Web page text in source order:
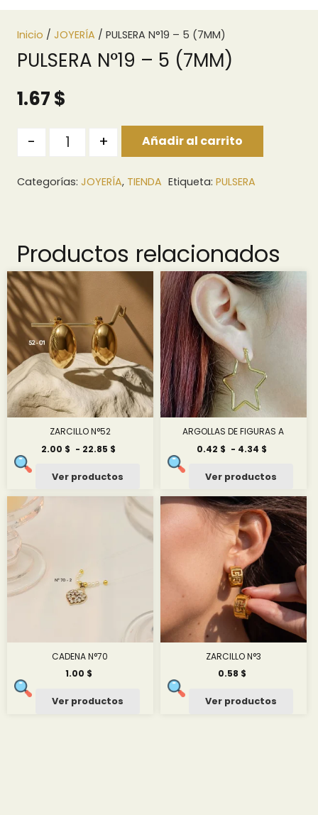
Inicio / JOYERÍA / PULSERA N°19 – 5 (7MM)
PULSERA N°19 – 5 (7MM)
1.67$
- + Añadir al carrito
Categorías: JOYERÍA, TIENDA Etiqueta: PULSERA
Productos relacionados
ZARCILLO N°52
2.00 $ - 22.85 $
desde
2.00 $
hasta
22.85 $
Ver productos
ARGOLLAS DE FIGURAS A
0.42 $ - 4.34 $
desde
0.42 $
hasta
4.34 $
Ver productos
CADENA N°70
1.00 $
Ver productos
ZARCILLO N°3
0.58 $
Ver productos